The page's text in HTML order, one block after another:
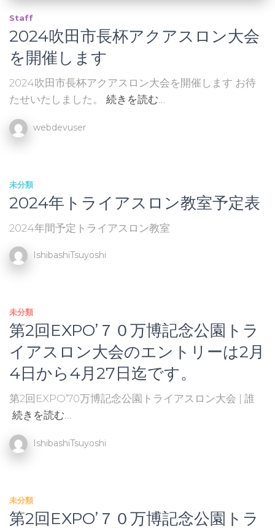
Staff
2024吹田市長杯アクアスロン大会
を開催します
2024吹田市長杯アクアスロン大会を開催します お待
たせいたしました。
続きを読む…
webdevuser
未分類
2024年トライアスロン教室予定表
2024年間予定トライアスロン教室
IshibashiTsuyoshi
未分類
第2回EXPO’７０万博記念公園トラ
イアスロン大会のエントリーは2月
4日から4月27日迄です。
第2回EXPO’70万博記念公園トライアスロン大会 | 誰
続きを読む…
IshibashiTsuyoshi
未分類
第2回EXPO’７０万博記念公園トラ